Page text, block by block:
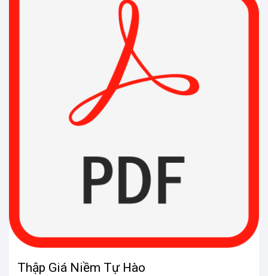
Thập Giá Niềm Tự Hào